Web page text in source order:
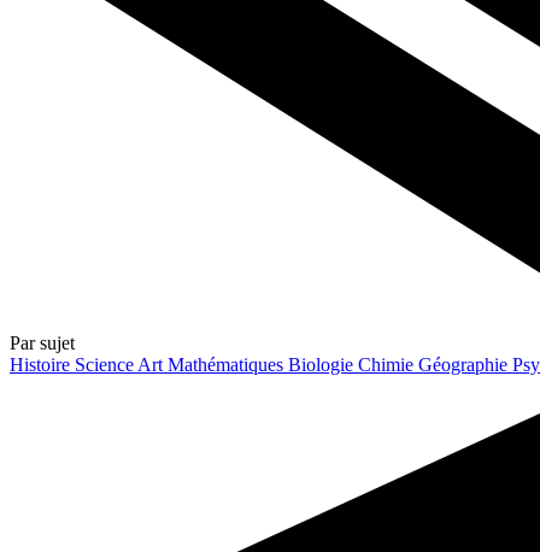
Par sujet
Histoire Science Art Mathématiques Biologie Chimie Géographie